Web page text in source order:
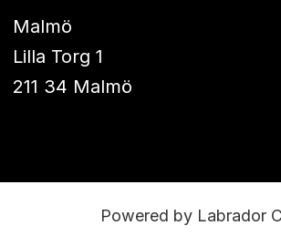
Malmö
Lilla Torg 1
211 34 Malmö
Powered by Labrador